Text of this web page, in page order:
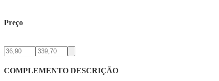
Preço
COMPLEMENTO DESCRIÇÃO